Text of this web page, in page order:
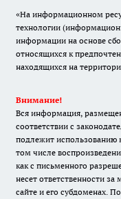
«На информационном
технологии
информации на основе
относящихся к
находящихся на
Внимание!
Вся информация,
соответствии с
подлежит использованию
том числе
как с письменного
несет ответственности
сайте и его субдоменах.